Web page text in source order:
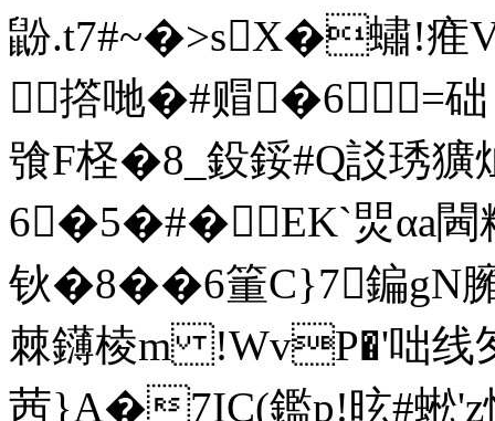
鼢.t7#~�>sX�蟰!痽
撘哋�#赗�6=
飸F柽�8_鈠鋖#Q訤琇
6�5�#�EK`焸αa閪
钬�8� �6箽C}7鍽gN
棘鑮棱 m !WvP�'咄线
茜}A�7IC(鑑p!昡#